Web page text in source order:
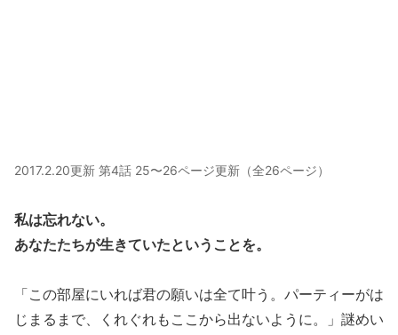
2017.2.20更新 第4話 25〜26ページ更新（全26ページ）
私は忘れない。
あなたたちが生きていたということを。
「この部屋にいれば君の願いは全て叶う。パーティーがは
じまるまで、くれぐれもここから出ないように。」謎めい